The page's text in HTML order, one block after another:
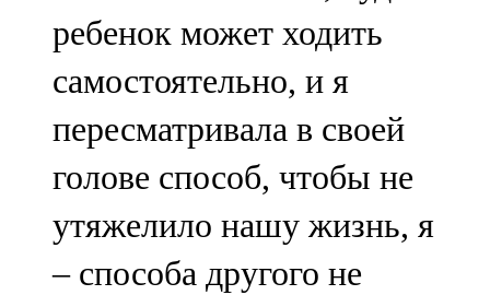
ребенок может ходить
самостоятельно, и я
пересматривала в своей
голове способ, чтобы не
утяжелило нашу жизнь, я
– способа другого не